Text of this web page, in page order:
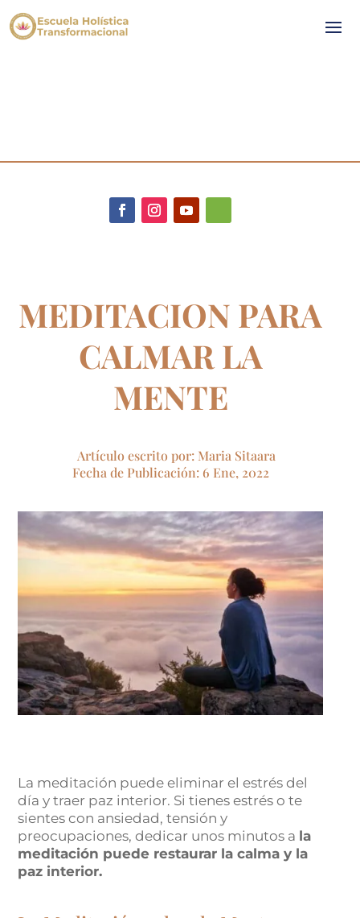
MEDITACION PARA
CALMAR LA
MENTE
Artículo escrito por: Maria Sitaara
Fecha de Publicación: 6 Ene, 2022
La meditación puede eliminar el estrés del
día y traer paz interior. Si tienes estrés o te
sientes con ansiedad, tensión y
preocupaciones, dedicar unos minutos a la
meditación puede restaurar la calma y la
paz interior.